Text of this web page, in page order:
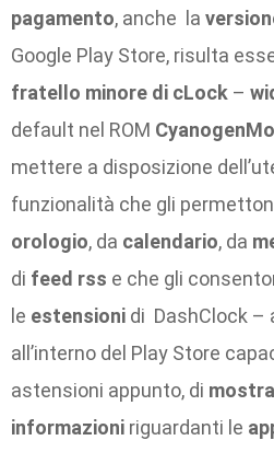
pagamento, anche la
Google Play Store, risulta
fratello minore di cLock –
default nel ROM
mettere a disposizione
funzionalità che gli
orologio, da calendario, da
di feed rss e che gli
le estensioni di DashClock –
all’interno del Play Store
astensioni appunto, di
informazioni riguardanti le